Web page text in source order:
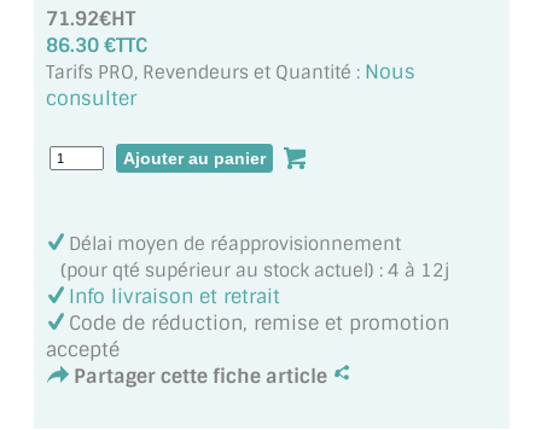
MIROIR TV
VERRE SUR MESURE
VERRE EXTRACLAIR
PAROI DE DOUCHE
VERRE FEUILLETÉ
VERRE ANTI-REFLET
71.92€HT
86.30 €TTC
Tarifs PRO, Revendeurs et Quantité : Nous
consulter
Délai moyen de réapprovisionnement
(pour qté supérieur au stock actuel) : 4 à 12j
Info livraison et retrait
Code de réduction, remise et promotion
accepté
Partager cette fiche article